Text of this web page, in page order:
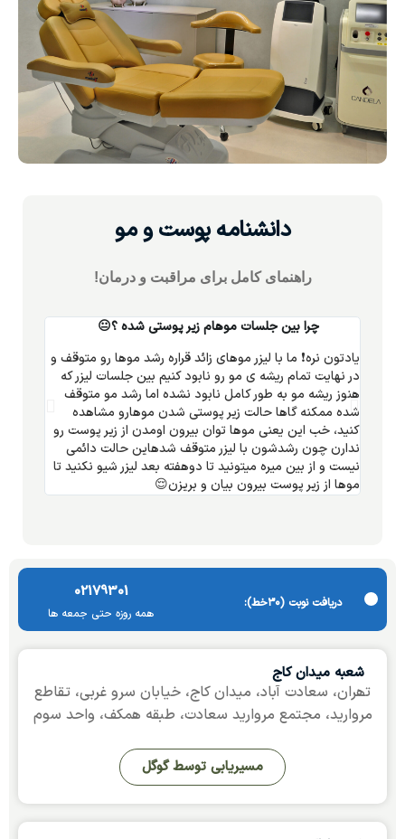
دانشنامه پوست و مو
راھنمای کامل برای مراقبت و درمان!
چرا بین جلسات موهام زیر پوستی شده ؟😐
یادتون نره❗️ ما با لیزر موهای زائد قراره رشد موها رو متوقف و
در نهایت تمام ریشه ی مو رو نابود کنیم بین جلسات لیزر که
هنوز ریشه مو به طور کامل نابود نشده اما رشد مو متوقف
شده ممکنه گاها حالت زیر پوستی شدن موهارو مشاهده
کنید، خب این یعنی موها توان بیرون اومدن از زیر پوست رو
ندارن چون رشدشون با لیزر متوقف شدهاین حالت دائمی
نیست و از بین میره میتونید تا دوهفته بعد لیزر شیو نکنید تا
موها از زیر پوست بیرون بیان و بریزن😌
دریافت نوبت (٣٠خط):
02179301
ھمه روزه حتی جمعه ھا
شعبه میدان کاج
تھران، سعادت آباد، میدان کاج، خیابان سرو غربی، تقاطع
مروارید، مجتمع مروارید سعادت، طبقه ھمکف، واحد سوم
مسیریابی توسط گوگل